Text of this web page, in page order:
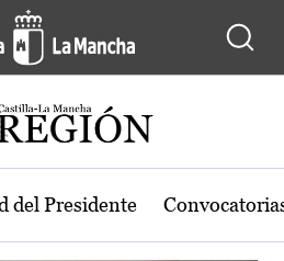
región de Castilla-
del Presidente